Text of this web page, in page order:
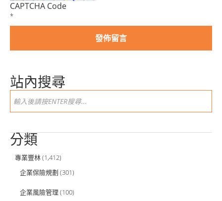
CAPTCHA Code
*
站內搜尋
分類
專業豐林(1,412)
企業保險規劃 (301)
企業風險管理 (100)